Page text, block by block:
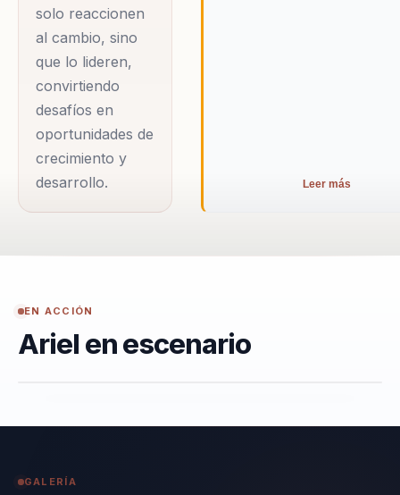
solo reaccionen
al cambio, sino
que lo lideren,
convirtiendo
desafíos en
oportunidades de
crecimiento y
desarrollo.
Leer más
EN ACCIÓN
Ariel en escenario
GALERÍA